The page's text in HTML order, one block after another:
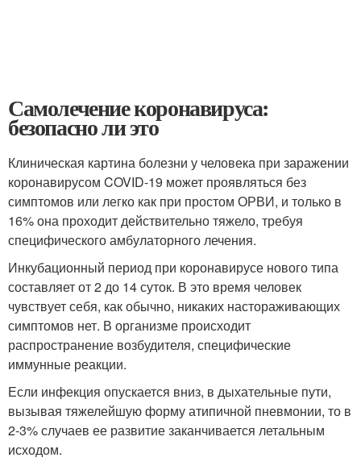
Самолечение коронавируса:
безопасно ли это
Клиническая картина болезни у человека при заражении
коронавирусом COVID-19 может проявляться без
симптомов или легко как при простом ОРВИ, и только в
16% она проходит действительно тяжело, требуя
специфического амбулаторного лечения.
Инкубационный период при коронавирусе нового типа
составляет от 2 до 14 суток. В это время человек
чувствует себя, как обычно, никаких настораживающих
симптомов нет. В организме происходит
распространение возбудителя, специфические
иммунные реакции.
Если инфекция опускается вниз, в дыхательные пути,
вызывая тяжелейшую форму атипичной пневмонии, то в
2-3% случаев ее развитие заканчивается летальным
исходом.